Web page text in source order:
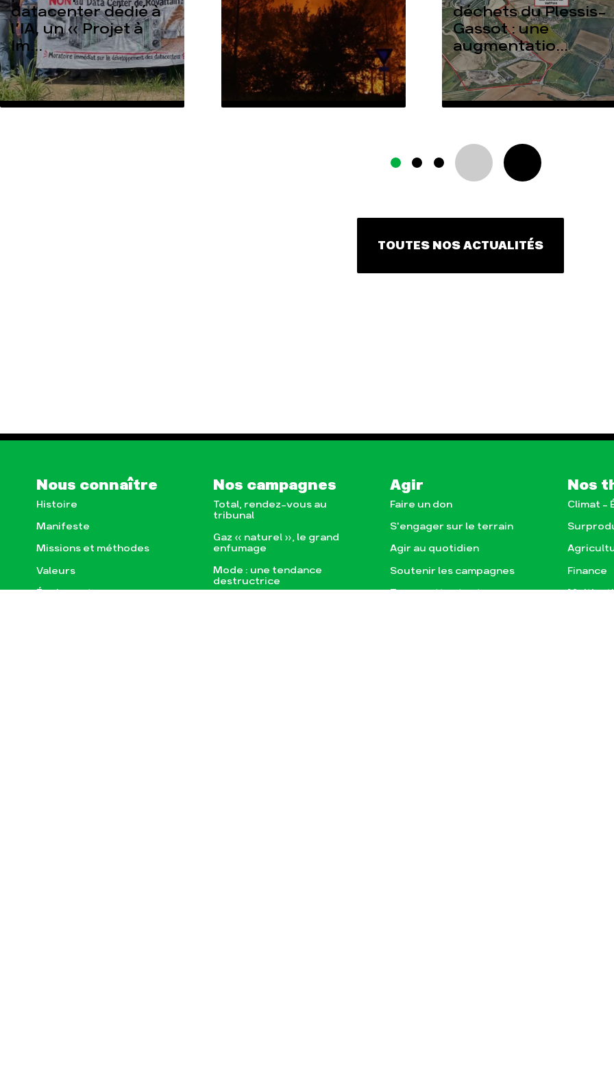
datacenter dédié à
l’IA, un « Projet à
Im...
déchets du Plessis-
Gassot : une
augmentatio...
TOUTES NOS ACTUALITÉS
Nous connaître
Histoire
Manifeste
Missions et méthodes
Valeurs
Équipes et
Nos campagnes
Total, rendez-vous au
tribunal
Gaz « naturel », le grand
enfumage
Mode : une tendance
destructrice
Agir
Faire un don
S'engager sur le terrain
Agir au quotidien
Soutenir les campagnes
Transmettre tout ou
Nos
Climat –
Finance